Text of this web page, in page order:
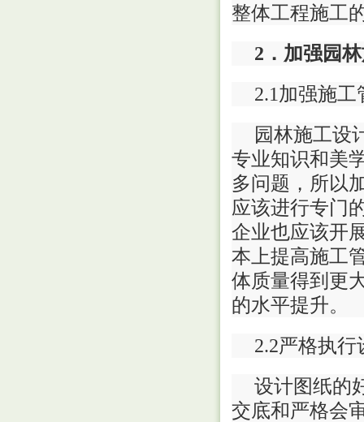
整体工程施工
2．加强园
2.1加强施
园林施工设
专业知识和美
多问题，所以
应该进行专门
企业也应该开
本上提高施工
体质量得到更
的水平提升。
2.2严格执
设计图纸的
交底和严格会